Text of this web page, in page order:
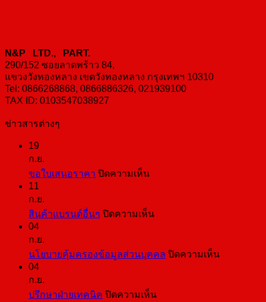
N&P LTD., PART.
290/152 ซอยลาดพร้าว 84,
แขวงวังทองหลาง เขตวังทองหลาง กรุงเทพฯ 10310
Tel: 0866268868, 0866886326, 021939100
TAX ID: 0103547038927
ข่าวสารต่างๆ
19
ก.ย.
ขอใบเสนอราคา ปิดความเห็นบน
เสนอ
11
ก.ย.
สินค้าแบรนด์อื่นๆ ปิดความเห็นบน
รนด์
04
ก.ย.
นโยบายคุ้มครองข้อมูลส่วนบุคคล ปิดความเห็นบน
04
ก.ย.
ปรึกษาฝ่ายเทคนิค ปิดความเห็นบน